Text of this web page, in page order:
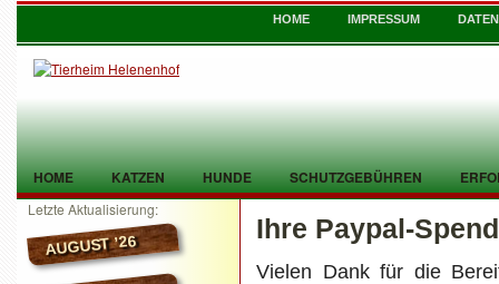
HOME IMPRESSUM
HOME KATZEN HUNDE SCHUTZGEBÜHREN
TIER GEFUNDEN KONTAKT
Letzte Aktualisierung:
AUGUST ’26
Ihre Paypal-
Vielen Dank für die